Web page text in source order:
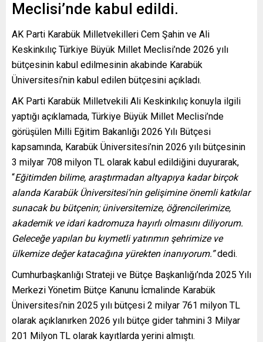
Meclisi’nde kabul edildi.
AK Parti Karabük Milletvekilleri Cem Şahin ve Ali
Keskinkılıç Türkiye Büyük Millet Meclisi’nde 2026 yılı
bütçesinin kabul edilmesinin akabinde Karabük
Üniversitesi’nin kabul edilen bütçesini açıkladı.
AK Parti Karabük Milletvekili Ali Keskinkılıç konuyla ilgili
yaptığı açıklamada, Türkiye Büyük Millet Meclisi’nde
görüşülen Milli Eğitim Bakanlığı 2026 Yılı Bütçesi
kapsamında, Karabük Üniversitesi’nin 2026 yılı bütçesinin
3 milyar 708 milyon TL olarak kabul edildiğini duyurarak,
“Eğitimden bilime, araştırmadan altyapıya kadar birçok
alanda Karabük Üniversitesi’nin gelişimine önemli katkılar
sunacak bu bütçenin; üniversitemize, öğrencilerimize,
akademik ve idari kadromuza hayırlı olmasını diliyorum.
Geleceğe yapılan bu kıymetli yatırımın şehrimize ve
ülkemize değer katacağına yürekten inanıyorum.”dedi.
Cumhurbaşkanlığı Strateji ve Bütçe Başkanlığı’nda 2025 Yılı
Merkezi Yönetim Bütçe Kanunu İcmalinde Karabük
Üniversitesi’nin 2025 yılı bütçesi 2 milyar 761 milyon TL
olarak açıklanırken 2026 yılı bütçe gider tahmini 3 Milyar
201 Milyon TL olarak kayıtlarda yerini almıştı.